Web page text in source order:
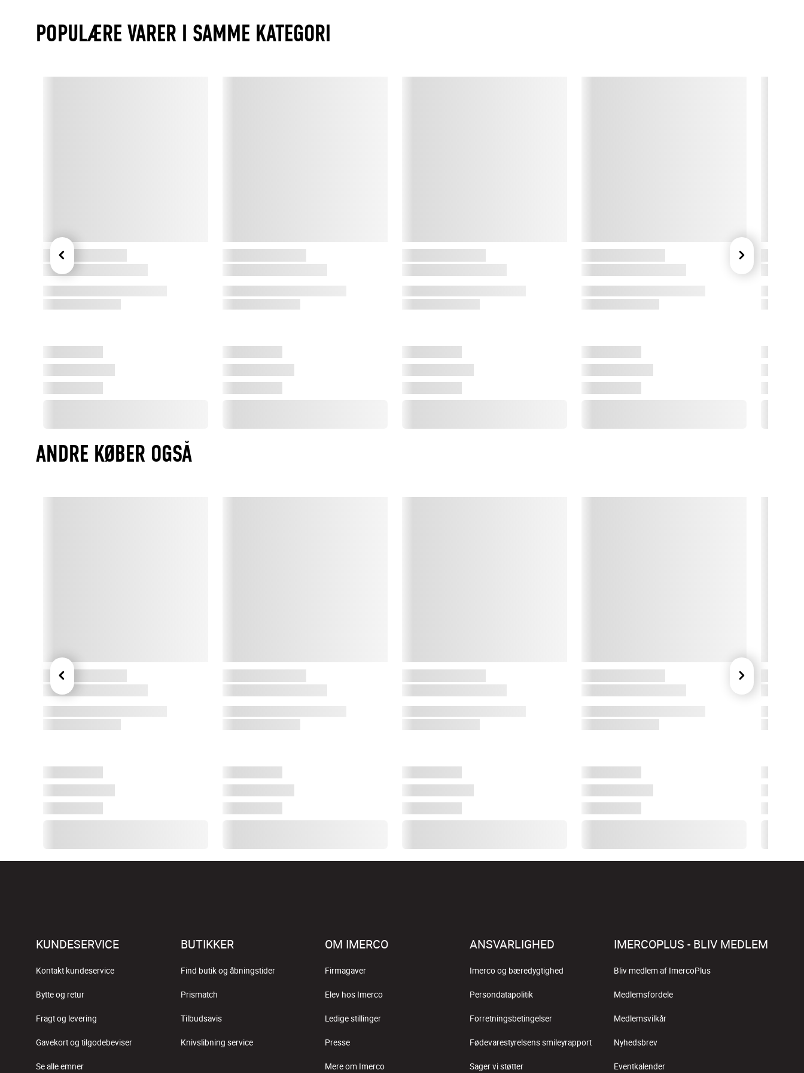
POPULÆRE VARER I SAMME KATEGORI
ANDRE KØBER OGSÅ
KUNDESERVICE
Kontakt kundeservice
Bytte og retur
Fragt og levering
Gavekort og tilgodebeviser
Se alle emner
BUTIKKER
Find butik og åbningstider
Prismatch
Tilbudsavis
Knivslibning service
OM IMERCO
Firmagaver
Elev hos Imerco
Ledige stillinger
Presse
Mere om Imerco
ANSVARLIGHED
Imerco og bæredygtighed
Persondatapolitik
Forretningsbetingelser
Fødevarestyrelsens smileyrapport
Sager vi støtter
IMERCOPLUS - BLIV MEDLEM
Bliv medlem af ImercoPlus
Medlemsfordele
Medlemsvilkår
Nyhedsbrev
Eventkalender